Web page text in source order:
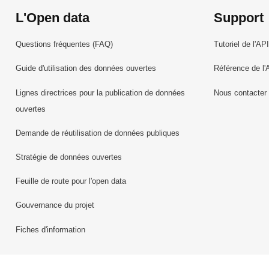
L'Open data
Questions fréquentes (FAQ)
Guide d'utilisation des données ouvertes
Lignes directrices pour la publication de données
ouvertes
Demande de réutilisation de données publiques
Stratégie de données ouvertes
Feuille de route pour l'open data
Gouvernance du projet
Fiches d'information
Support
Tutoriel de l'API
Référence de
Nous contacter